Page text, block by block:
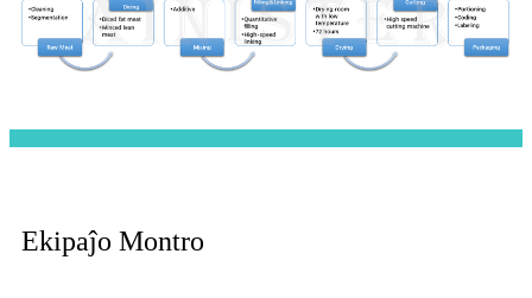
Ekipaĵo Montro